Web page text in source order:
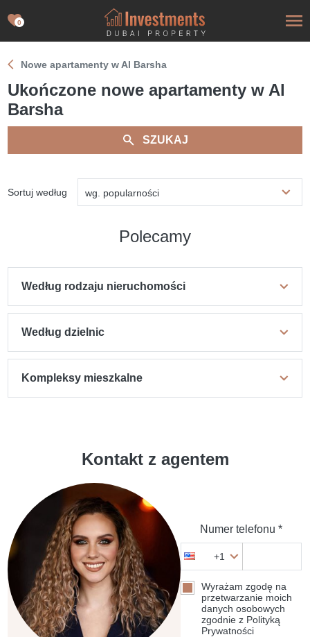
0
Nowe apartamenty w Al Barsha
Ukończone nowe apartamenty w Al
Barsha
SZUKAJ
Sortuj według wg. popularności
Polecamy
Według rodzaju nieruchomości
Według dzielnic
Kompleksy mieszkalne
Kontakt z agentem
Numer telefonu *
+1
Wyrażam zgodę na
przetwarzanie moich
danych osobowych
zgodnie z Polityką
Prywatności